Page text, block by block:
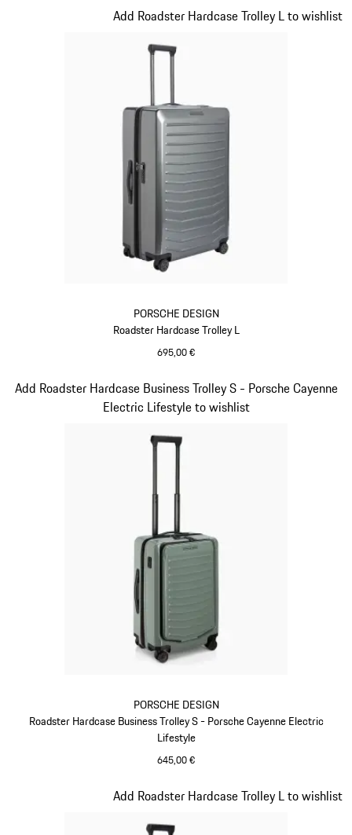
PORSCHE DESIGN
Roadster Hardcase Trolley L
695,00 €
Add Roadster Hardcase Trolley L to wishlist
PORSCHE DESIGN
Roadster Hardcase Business Trolley S - Porsche Cayenne Electric
Lifestyle
645,00 €
Add Roadster Hardcase Business Trolley S - Porsche Cayenne
Electric Lifestyle to wishlist
Slide 6 von 20
Add Roadster Hardcase Trolley L to wishlist